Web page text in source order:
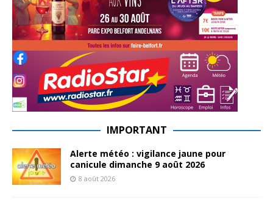
IMPORTANT
Alerte météo : vigilance jaune pour
canicule dimanche 9 août 2026
8 août 2026